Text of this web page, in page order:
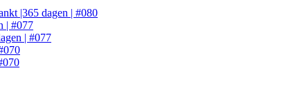
|365 dagen | #080
| #077
| #077